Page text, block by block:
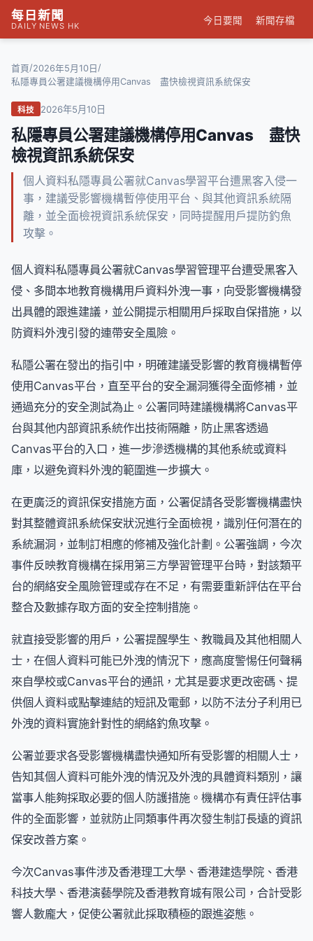
每日新聞
DAILY NEWS HK
今日要聞 新聞存檔
首頁/2026年5月10日 /
私隱專員公署建議機構停用Canvas 盡快檢視資訊系統保安
科技 2026年5月10日
私隱專員公署建議機構停用Canvas 盡快
檢視資訊系統保安
個人資料私隱專員公署就Canvas學習平台遭黑客入侵一
事，建議受影響機構暫停使用平台、與其他資訊系統隔
離，並全面檢視資訊系統保安，同時提醒用戶提防釣魚
攻擊。
個人資料私隱專員公署就Canvas學習管理平台遭受黑客入
侵、多間本地教育機構用戶資料外洩一事，向受影響機構發
出具體的跟進建議，並公開提示相關用戶採取自保措施，以
防資料外洩引發的連帶安全風險。
私隱公署在發出的指引中，明確建議受影響的教育機構暫停
使用Canvas平台，直至平台的安全漏洞獲得全面修補，並
通過充分的安全測試為止。公署同時建議機構將Canvas平
台與其他内部資訊系統作出技術隔離，防止黑客透過
Canvas平台的入口，進一步滲透機構的其他系統或資料
庫，以避免資料外洩的範圍進一步擴大。
在更廣泛的資訊保安措施方面，公署促請各受影響機構盡快
對其整體資訊系統保安狀況進行全面檢視，識別任何潛在的
系統漏洞，並制訂相應的修補及強化計劃。公署強調，今次
事件反映教育機構在採用第三方學習管理平台時，對該類平
台的網絡安全風險管理或存在不足，有需要重新評估在平台
整合及數據存取方面的安全控制措施。
就直接受影響的用戶，公署提醒學生、教職員及其他相關人
士，在個人資料可能已外洩的情況下，應高度警惕任何聲稱
來自學校或Canvas平台的通訊，尤其是要求更改密碼、提
供個人資料或點擊連結的短訊及電郵，以防不法分子利用已
外洩的資料實施針對性的網絡釣魚攻擊。
公署並要求各受影響機構盡快通知所有受影響的相關人士，
告知其個人資料可能外洩的情況及外洩的具體資料類別，讓
當事人能夠採取必要的個人防護措施。機構亦有責任評估事
件的全面影響，並就防止同類事件再次發生制訂長遠的資訊
保安改善方案。
今次Canvas事件涉及香港理工大學、香港建造學院、香港
科技大學、香港演藝學院及香港教育城有限公司，合計受影
響人數龐大，促使公署就此採取積極的跟進姿態。